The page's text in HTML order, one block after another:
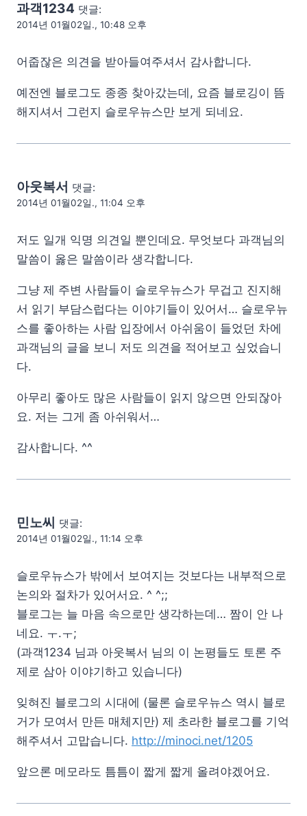
과객1234 댓글:
2014년 01월02일., 10:48 오후
어줍잖은 의견을 받아들여주셔서 감사합니다.
예전엔 블로그도 종종 찾아갔는데, 요즘 블로깅이 뜸
해지셔서 그런지 슬로우뉴스만 보게 되네요.
아웃복서 댓글:
2014년 01월02일., 11:04 오후
저도 일개 익명 의견일 뿐인데요. 무엇보다 과객님의
말씀이 옳은 말씀이라 생각합니다.
그냥 제 주변 사람들이 슬로우뉴스가 무겁고 진지해
서 읽기 부담스럽다는 이야기들이 있어서… 슬로우뉴
스를 좋아하는 사람 입장에서 아쉬움이 들었던 차에
과객님의 글을 보니 저도 의견을 적어보고 싶었습니
다.
아무리 좋아도 많은 사람들이 읽지 않으면 안되잖아
요. 저는 그게 좀 아쉬워서…
감사합니다. ^^
민노씨 댓글:
2014년 01월02일., 11:14 오후
슬로우뉴스가 밖에서 보여지는 것보다는 내부적으로
논의와 절차가 있어서요. ^ ^;;
블로그는 늘 마음 속으로만 생각하는데… 짬이 안 나
네요. ㅜ.ㅜ;
(과객1234 님과 아웃복서 님의 이 논평들도 토론 주
제로 삼아 이야기하고 있습니다)
잊혀진 블로그의 시대에 (물론 슬로우뉴스 역시 블로
거가 모여서 만든 매체지만) 제 초라한 블로그를 기억
해주셔서 고맙습니다. http://minoci.net/1205
앞으론 메모라도 틈틈이 짧게 짧게 올려야겠어요.